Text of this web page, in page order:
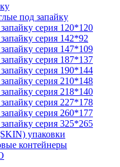
под запайку
серия 120*120
серия 142*92
серия 147*109
серия 187*137
серия 190*144
серия 210*148
серия 218*140
серия 227*178
серия 260*177
серия 325*265
упаковки
контейнеры